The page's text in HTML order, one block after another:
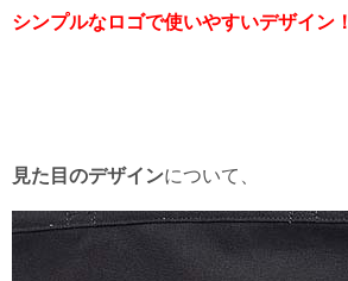
シンプルなロゴで使いやすいデザイン！
見た目のデザインについて、